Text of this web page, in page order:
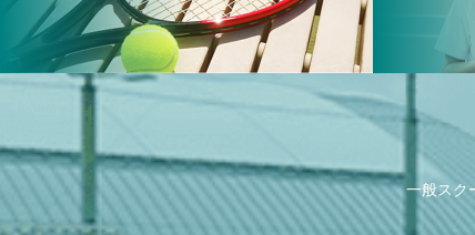
一般スク